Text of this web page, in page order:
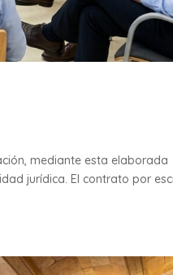
mediante esta elaborada
jurídica. El contrato por